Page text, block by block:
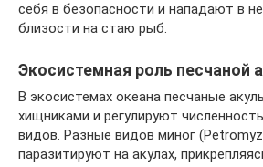
себя в безопасности и нападают в
близости на стаю рыб.
Экосистемная роль песчаной
В экосистемах океана песчаные
хищниками и регулируют
видов. Разные видов миног
паразитируют на акулах,